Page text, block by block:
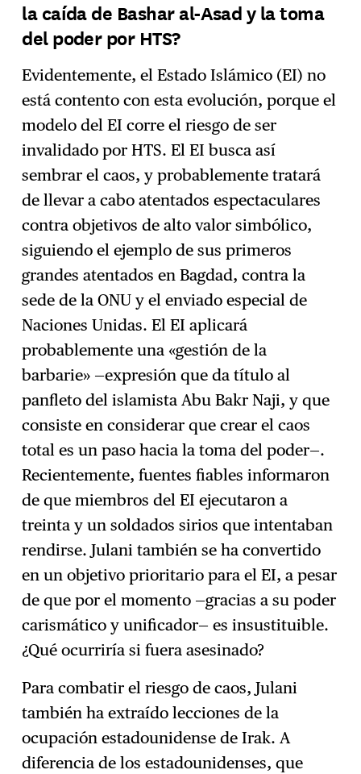
la caída de Bashar al-Asad y la toma
del poder por HTS?
Evidentemente, el Estado Islámico (EI) no
está contento con esta evolución, porque el
modelo del EI corre el riesgo de ser
invalidado por HTS. El EI busca así
sembrar el caos, y probablemente tratará
de llevar a cabo atentados espectaculares
contra objetivos de alto valor simbólico,
siguiendo el ejemplo de sus primeros
grandes atentados en Bagdad, contra la
sede de la ONU y el enviado especial de
Naciones Unidas. El EI aplicará
probablemente una «gestión de la
barbarie» —expresión que da título al
panfleto del islamista Abu Bakr Naji, y que
consiste en considerar que crear el caos
total es un paso hacia la toma del poder—.
Recientemente, fuentes fiables informaron
de que miembros del EI ejecutaron a
treinta y un soldados sirios que intentaban
rendirse. Julani también se ha convertido
en un objetivo prioritario para el EI, a pesar
de que por el momento —gracias a su poder
carismático y unificador— es insustituible.
¿Qué ocurriría si fuera asesinado?
Para combatir el riesgo de caos, Julani
también ha extraído lecciones de la
ocupación estadounidense de Irak. A
diferencia de los estadounidenses, que